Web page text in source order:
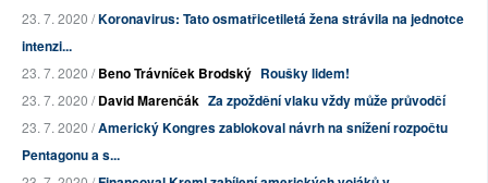
23. 7. 2020 /Koronavirus: Tato osmatřicetiletá žena strávila na jednotce
intenzi...
23. 7. 2020 /Beno Trávníček Brodský Roušky lidem!
23. 7. 2020 /David Marenčák Za zpoždění vlaku vždy může průvodčí
23. 7. 2020 /Americký Kongres zablokoval návrh na snížení rozpočtu
Pentagonu a s...